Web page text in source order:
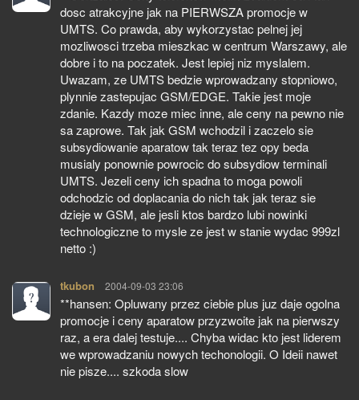
dosc atrakcyjne jak na PIERWSZA promocje w
UMTS. Co prawda, aby wykorzystac pelnej jej
mozliwosci trzeba mieszkac w centrum Warszawy, ale
dobre i to na poczatek. Jest lepiej niz myslalem.
Uwazam, ze UMTS bedzie wprowadzany stopniowo,
plynnie zastepujac GSM/EDGE. Takie jest moje
zdanie. Kazdy moze miec inne, ale ceny na pewno nie
sa zaprowe. Tak jak GSM wchodzil i zaczelo sie
subsydiowanie aparatow tak teraz tez opy beda
musialy ponownie powrocic do subsydiow terminali
UMTS. Jezeli ceny ich spadna to moga powoli
odchodzic od doplacania do nich tak jak teraz sie
dzieje w GSM, ale jesli ktos bardzo lubi nowinki
technologiczne to mysle ze jest w stanie wydac 999zl
netto :)
tkubon pisze:
2004-09-03 23:06
**hansen: Opluwany przez ciebie plus juz daje ogolna
promocje i ceny aparatow przyzwoite jak na pierwszy
raz, a era dalej testuje.... Chyba widac kto jest liderem
we wprowadzaniu nowych techonologii. O Ideii nawet
nie pisze.... szkoda slow